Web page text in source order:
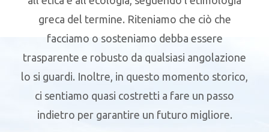
greca del termine. Riteniamo che ciò che
facciamo o sosteniamo debba essere
trasparente e robusto da qualsiasi angolazione
lo si guardi. Inoltre, in questo momento storico,
ci sentiamo quasi costretti a fare un passo
indietro per garantire un futuro migliore.